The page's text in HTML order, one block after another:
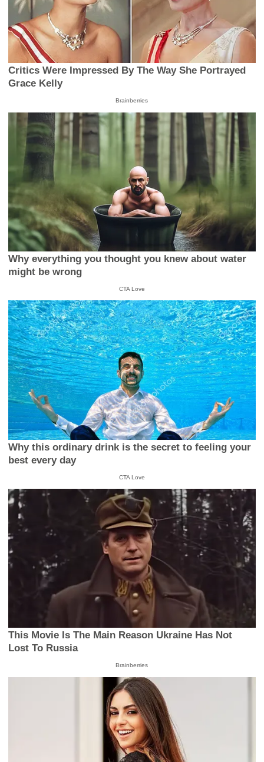
Critics Were Impressed By The Way She Portrayed
Grace Kelly
Brainberries
Why everything you thought you knew about water
might be wrong
CTA Love
Why this ordinary drink is the secret to feeling your
best every day
CTA Love
This Movie Is The Main Reason Ukraine Has Not
Lost To Russia
Brainberries